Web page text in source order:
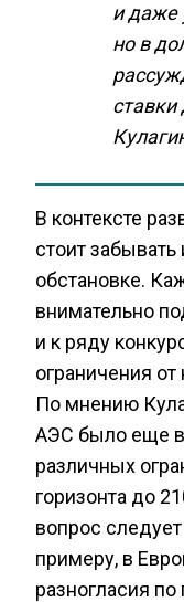
и даже
но в
ставки
В контексте
стоит забывать
обстановке.
внимательно
и к ряду
ограничения
По мнению
АЭС было еще
различных
горизонта до
вопрос
примеру, в
разногласия по